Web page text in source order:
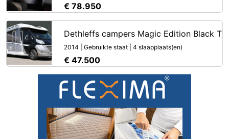
€ 78.950
Dethleffs campers Magic Edition Black T
2014 | Gebruikte staat | 4 slaapplaats(en)
€ 47.500